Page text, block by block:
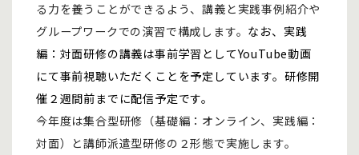
る力を養うことができるよう、講義と実践事例紹介や
グループワークでの演習で構成します。 なお、実践
編：対面研修の講義は事前学習としてYouTube動画
にて事前視聴いただくことを予定しています。研修開
催２週間前までに配信予定です。
今年度は集合型研修（基礎編：オンライン、実践編：
対面）と講師派遣型研修の２形態で実施します。